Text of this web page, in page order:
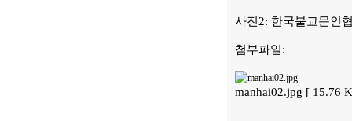
사진2: 한국불교문인
첨부파일:
manhai02.jpg [ 15.76